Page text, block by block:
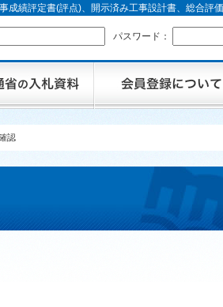
績評定書(評点)、開示済み工事設計書、総合評
パスワード：
認